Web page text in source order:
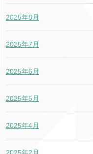
2025年8月
2025年7月
2025年6月
2025年5月
2025年4月